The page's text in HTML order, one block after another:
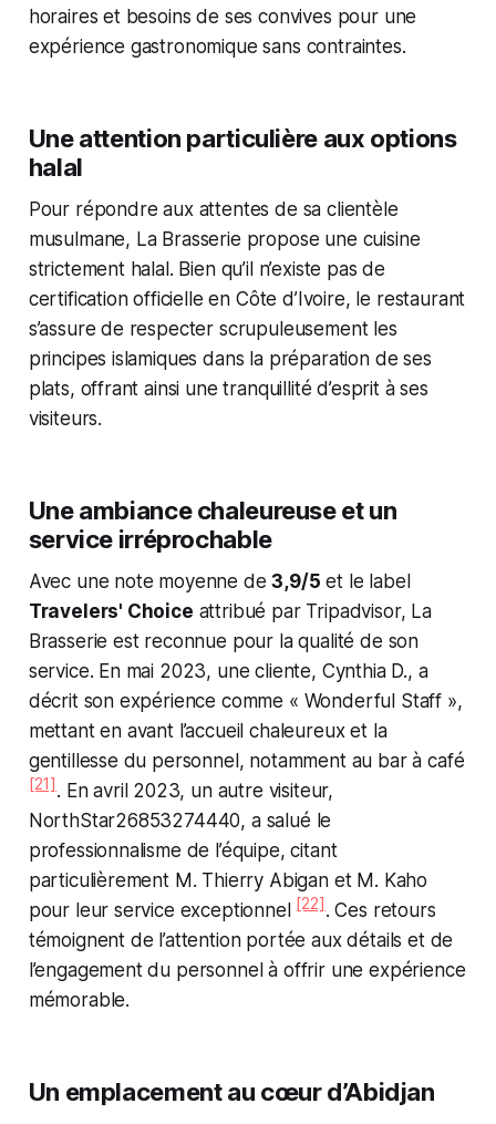
horaires et besoins de ses convives pour une
expérience gastronomique sans contraintes.
Une attention particulière aux options
halal
Pour répondre aux attentes de sa clientèle
musulmane, La Brasserie propose une cuisine
strictement halal. Bien qu’il n’existe pas de
certification officielle en Côte d’Ivoire, le restaurant
s’assure de respecter scrupuleusement les
principes islamiques dans la préparation de ses
plats, offrant ainsi une tranquillité d’esprit à ses
visiteurs.
Une ambiance chaleureuse et un
service irréprochable
Avec une note moyenne de3,9/5 et le label
Travelers' Choice attribué par Tripadvisor, La
Brasserie est reconnue pour la qualité de son
service. En mai 2023, une cliente, Cynthia D., a
décrit son expérience comme « Wonderful Staff »,
mettant en avant l’accueil chaleureux et la
gentillesse du personnel, notamment au bar à café
[21] . En avril 2023, un autre visiteur,
NorthStar26853274440, a salué le
professionnalisme de l’équipe, citant
particulièrement M. Thierry Abigan et M. Kaho
pour leur service exceptionnel[22]. Ces retours
témoignent de l’attention portée aux détails et de
l’engagement du personnel à offrir une expérience
mémorable.
Un emplacement au cœur d’Abidjan